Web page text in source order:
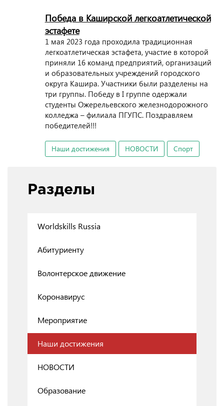
Победа в Каширской легкоатлетической
эстафете
1 мая 2023 года проходила традиционная
легкоатлетическая эстафета, участие в которой
приняли 16 команд предприятий, организаций
и образовательных учреждений городского
округа Кашира. Участники были разделены на
три группы. Победу в I группе одержали
студенты Ожерельевского железнодорожного
колледжа – филиала ПГУПС. Поздравляем
победителей!!!
Наши достижения НОВОСТИ Спорт
Разделы
Worldskills Russia
Абитуриенту
Волонтерское движение
Коронавирус
Мероприятие
Наши достижения
НОВОСТИ
Образование